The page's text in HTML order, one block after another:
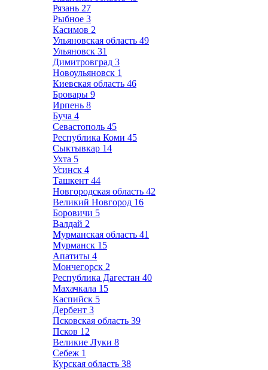
Рязань 27
Рыбное 3
Касимов 2
Ульяновская область 49
Ульяновск 31
Димитровград 3
Новоульяновск 1
Киевская область 46
Бровары 9
Ирпень 8
Буча 4
Севастополь 45
Республика Коми 45
Сыктывкар 14
Ухта 5
Усинск 4
Ташкент 44
Новгородская область 42
Великий Новгород 16
Боровичи 5
Валдай 2
Мурманская область 41
Мурманск 15
Апатиты 4
Мончегорск 2
Республика Дагестан 40
Махачкала 15
Каспийск 5
Дербент 3
Псковская область 39
Псков 12
Великие Луки 8
Себеж 1
Курская область 38